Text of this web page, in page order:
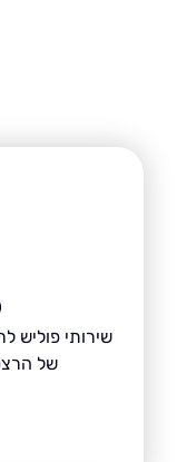
ללא
אלפי
שירותי פוליש לרצפות
של הרצפה